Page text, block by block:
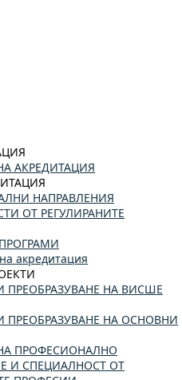
АКРЕДИТАЦИЯ
НАПРАВЛЕНИЯ
ОТ РЕГУЛИРАНИТЕ
акредитация
ПРЕОБРАЗУВАНЕ НА ВИСШЕ
ПРЕОБРАЗУВАНЕ НА ОСНОВНИ
ПРОФЕСИОНАЛНО
И СПЕЦИАЛНОСТ ОТ